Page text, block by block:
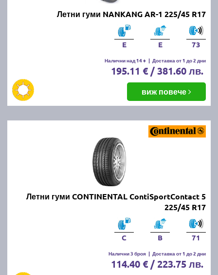
Летни гуми NANKANG AR-1 225/45 R17
E E 73
Налични над 14 + | Доставка от 1 до 2 дни
195.11 € / 381.60 лв.
виж повече
Летни гуми CONTINENTAL ContiSportContact 5
225/45 R17
C B 71
Налични 3 броя | Доставка от 1 до 2 дни
114.40 € / 223.75 лв.